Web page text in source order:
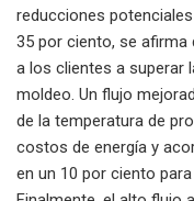
reducciones
35 por ciento, se afirma
a los clientes a superar
moldeo. Un flujo
de la temperatura de
costos de energía y
en un 10 por ciento